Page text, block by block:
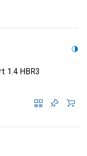
1.4 HBR3